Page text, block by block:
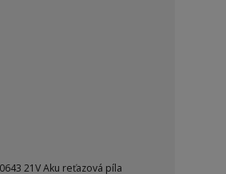
21V Aku reťazová píla